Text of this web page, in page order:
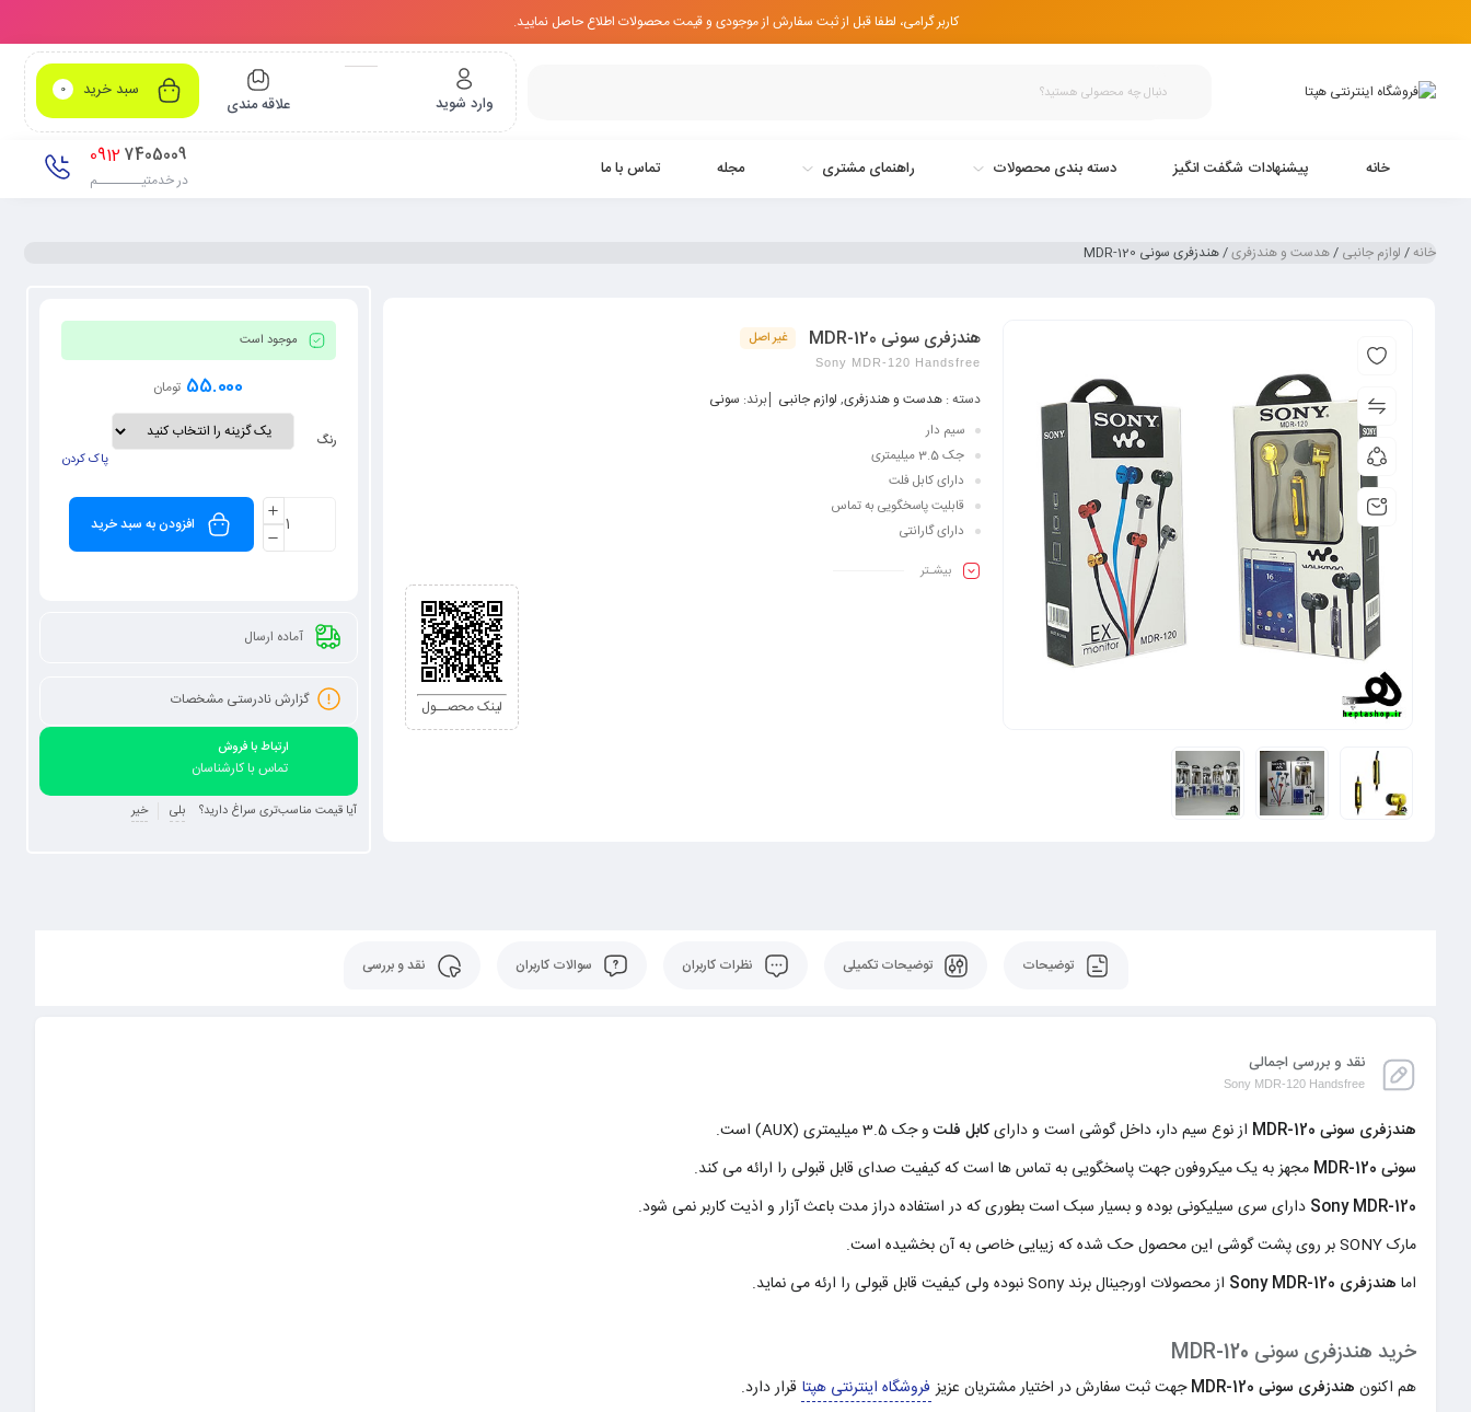
کاربر گرامی، لطفا قبل از ثبت سفارش از موجودی و قیمت محصولات اطلاع حاصل نمایید.
وارد شوید علاقه مندی
سبد خرید 0
خانه پیشنهادات شگفت انگیز دسته بندی محصولات راهنمای مشتری مجله تماس با ما 7405009
0912
در خدمتیــــــــم
خانه/ لوازم جانبی /هدست و هندزفری/ هندزفری سونی MDR-120
هندزفری سونی MDR-120 غیر اصل
Sony MDR-120 Handsfree
دسته :هدست و هندزفری, لوازم جانبی برند: سونی
سیم دار
جک 3.5 میلیمتری
دارای کابل فلت
قابلیت پاسخگویی به تماس
دارای گارانتی
بیشـتر
لینک محصــول
موجود است
55.000 تومان
رنگ
پاک کردن
افزودن به سبد خرید
آماده ارسال
گزارش نادرستی مشخصات
ارتباط با فروش
تماس با کارشناسان
آیا قیمت مناسب‌تری سراغ دارید؟ بلی خیر
توضیحات توضیحات تکمیلی نظرات کاربران سوالات کاربران نقد و بررسی
نقد و بررسی اجمالی
Sony MDR-120 Handsfree
هندزفری سونی MDR-120 از نوع سیم دار، داخل گوشی است و دارایکابل فلت و جک 3.5 میلیمتری (AUX) است.
سونی MDR-120
مجهز به یک میکروفون جهت پاسخگویی به تماس ها است که کیفیت صدای قابل قبولی را ارائه می کند.
Sony MDR-120 دارای سری سیلیکونی بوده و بسیار سبک است بطوری که در استفاده دراز مدت باعث آزار و اذیت کاربر نمی شود.
مارک SONY بر روی پشت گوشی این محصول حک شده که زیبایی خاصی به آن بخشیده است.
اما هندزفری Sony MDR-120 از محصولات اورجینال برند Sony نبوده ولی کیفیت قابل قبولی را ارئه می نماید.
خرید هندزفری سونی MDR-120
هم اکنون هندزفری سونی MDR-120 جهت ثبت سفارش در اختیار مشتریان عزیز فروشگاه اینترنتی هپتا قرار دارد.